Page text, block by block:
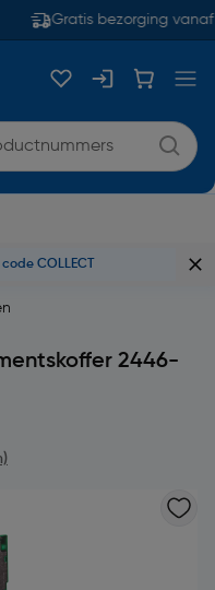
Gratis bezorging vanaf
COLLECT
2446-